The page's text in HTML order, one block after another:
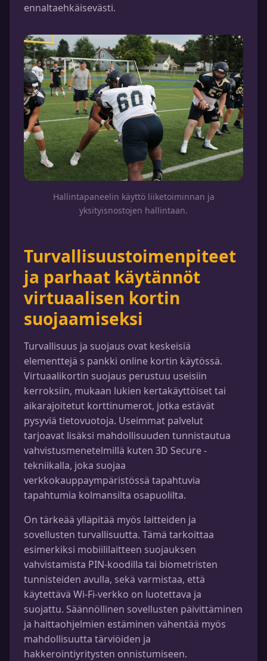
ennaltaehkäisevästi.
Hallintapaneelin käyttö liiketoiminnan ja
yksityisnostojen hallintaan.
Turvallisuustoimenpiteet
ja parhaat käytännöt
virtuaalisen kortin
suojaamiseksi
Turvallisuus ja suojaus ovat keskeisiä
elementtejä s pankki online kortin käytössä.
Virtuaalikortin suojaus perustuu useisiin
kerroksiin, mukaan lukien kertakäyttöiset tai
aikarajoitetut korttinumerot, jotka estävät
pysyviä tietovuotoja. Useimmat palvelut
tarjoavat lisäksi mahdollisuuden tunnistautua
vahvistusmenetelmillä kuten 3D Secure -
tekniikalla, joka suojaa
verkkokauppaympäristössä tapahtuvia
tapahtumia kolmansilta osapuolilta.
On tärkeää ylläpitää myös laitteiden ja
sovellusten turvallisuutta. Tämä tarkoittaa
esimerkiksi mobiililaitteen suojauksen
vahvistamista PIN-koodilla tai biometristen
tunnisteiden avulla, sekä varmistaa, että
käytettävä Wi-Fi-verkko on luotettava ja
suojattu. Säännöllinen sovellusten päivittäminen
ja haittaohjelmien estäminen vähentää myös
mahdollisuutta tärviöiden ja
hakkerointiyritysten onnistumiseen.